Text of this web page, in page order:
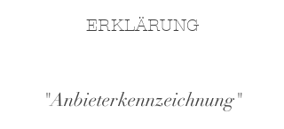
ERKLÄRUNG
"Anbieterkennzeichnung"